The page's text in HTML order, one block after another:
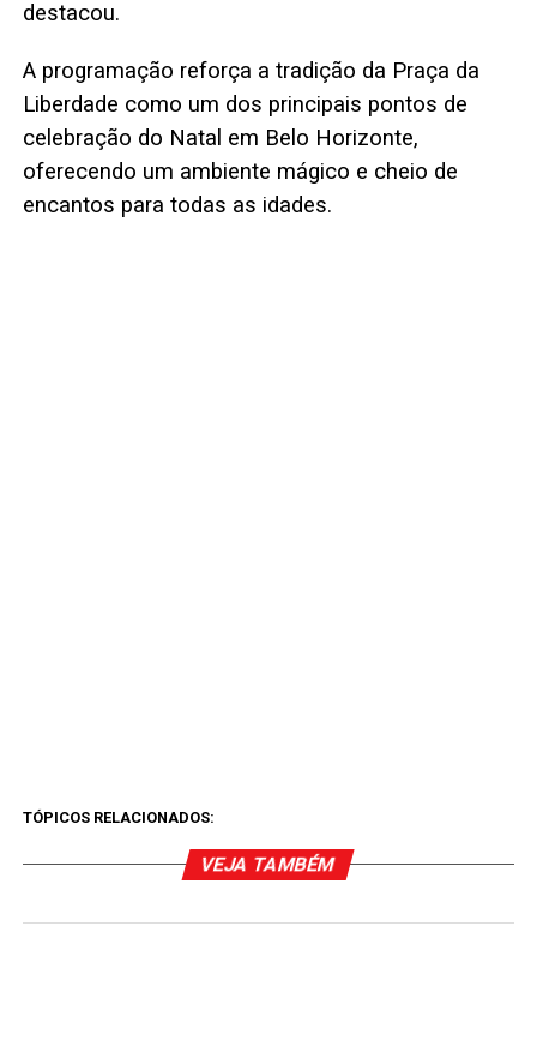
destacou.
A programação reforça a tradição da Praça da
Liberdade como um dos principais pontos de
celebração do Natal em Belo Horizonte,
oferecendo um ambiente mágico e cheio de
encantos para todas as idades.
TÓPICOS RELACIONADOS:
VEJA TAMBÉM